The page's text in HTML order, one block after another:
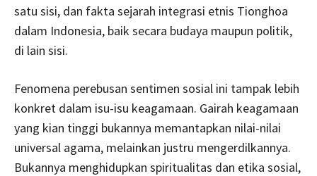
satu sisi, dan fakta sejarah integrasi etnis Tionghoa
dalam Indonesia, baik secara budaya maupun politik,
di lain sisi.
Fenomena perebusan sentimen sosial ini tampak lebih
konkret dalam isu-isu keagamaan. Gairah keagamaan
yang kian tinggi bukannya memantapkan nilai-nilai
universal agama, melainkan justru mengerdilkannya.
Bukannya menghidupkan spiritualitas dan etika sosial,